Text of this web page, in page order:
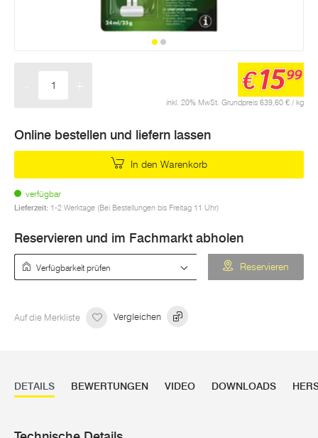
inkl. 20% MwSt. Grundpreis 639,60 € / kg
€1599
Online bestellen und liefern lassen
In den Warenkorb
verfügbar
Lieferzeit: 1-2 Werktage (Bei Bestellungen bis Freitag 11 Uhr)
Reservieren und im Fachmarkt abholen
Reservieren
Auf die Merkliste Vergleichen
DETAILS BEWERTUNGEN VIDEO DOWNLOADS